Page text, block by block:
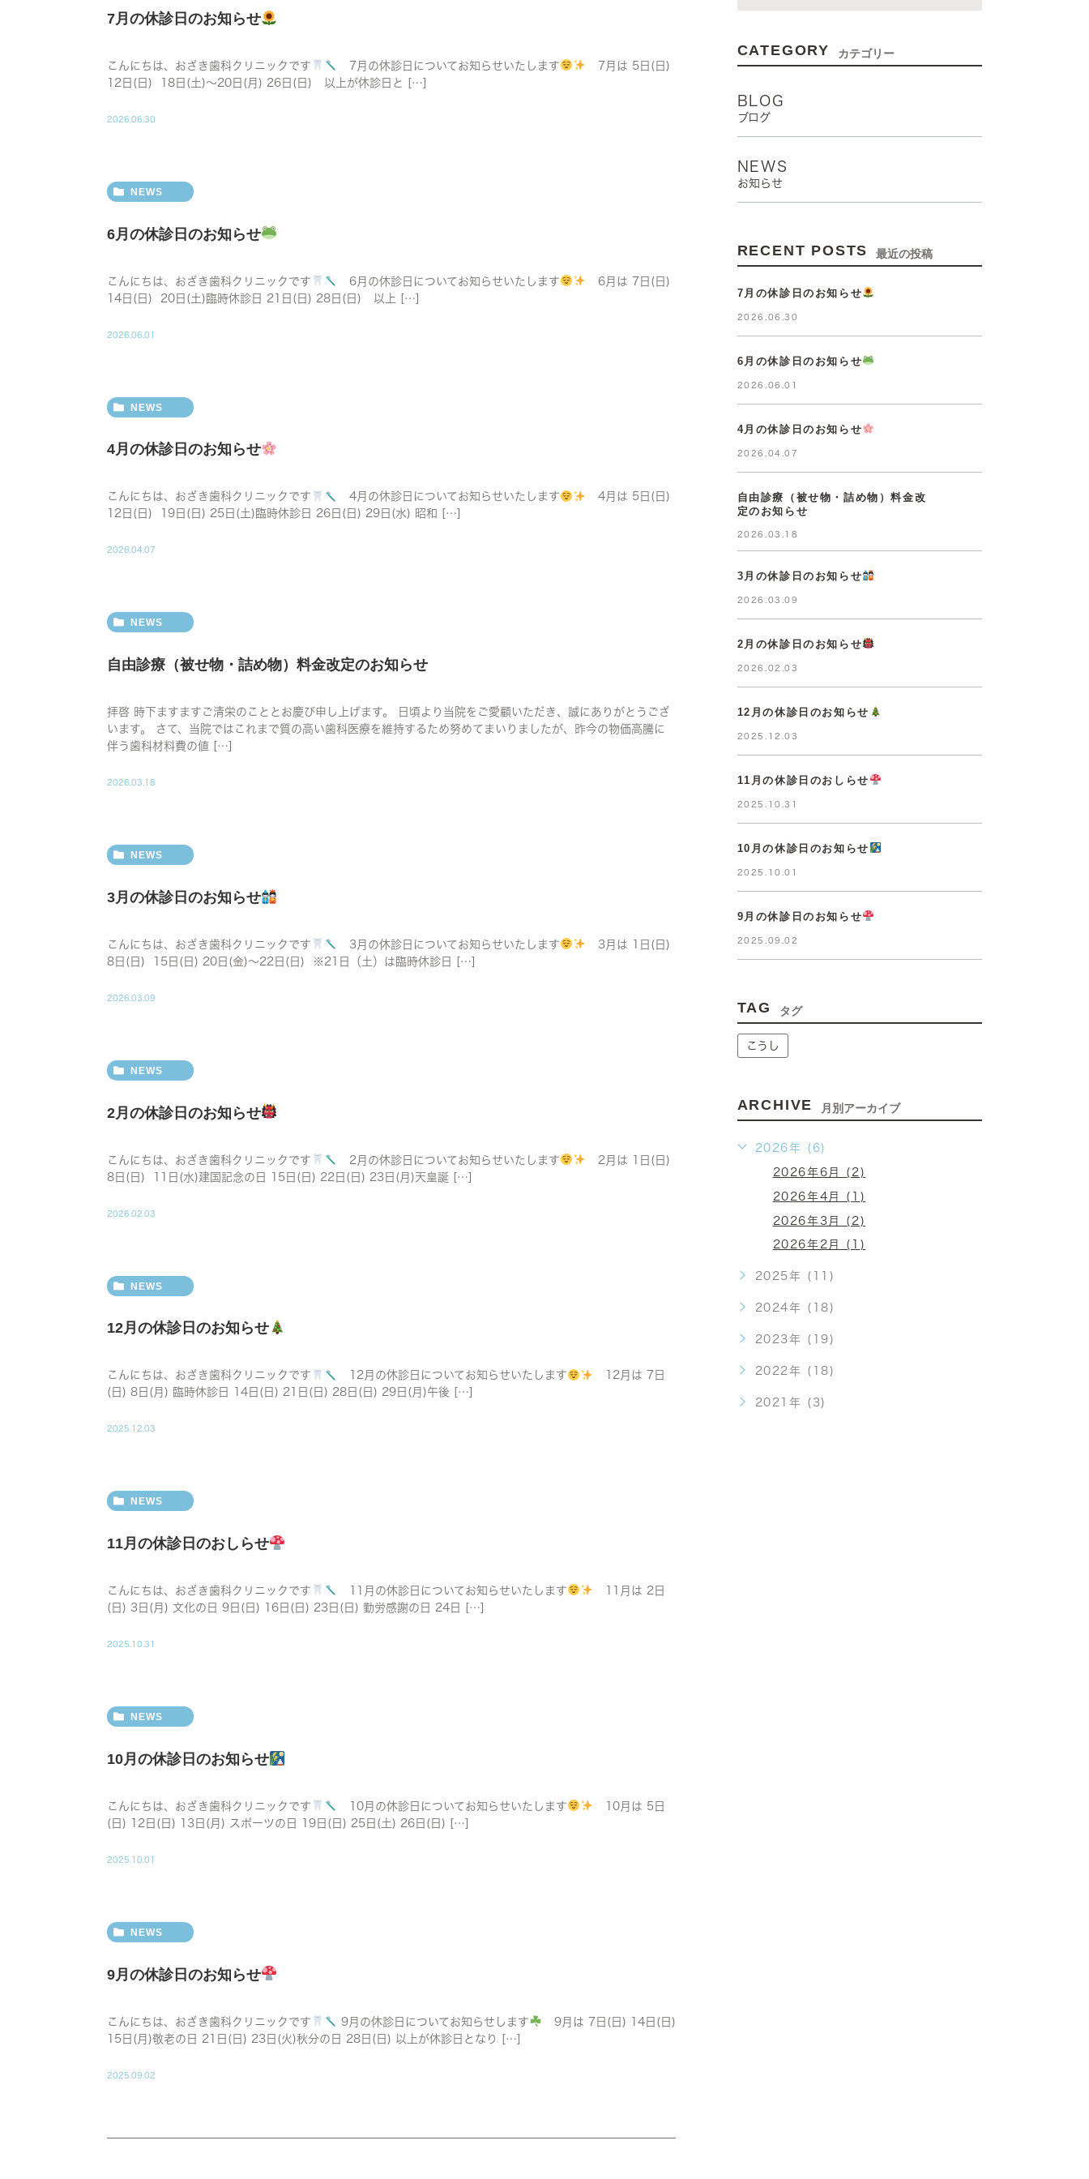
7月の休診日のお知らせ
こんにちは、おざき歯科クリニックです 7月の休診日についてお知らせいたします
7月は 5日(日)
12日(日) 18日(土)〜20日(月) 26日(日) 以上が休診日と […]
2026.06.30
NEWS
6月の休診日のお知らせ
こんにちは、おざき歯科クリニックです 6月の休診日についてお知らせいたします
6月は 7日(日)
14日(日) 20日(土)臨時休診日 21日(日) 28日(日) 以上 […]
2026.06.01
NEWS
4月の休診日のお知らせ
こんにちは、おざき歯科クリニックです 4月の休診日についてお知らせいたします
4月は 5日(日)
12日(日) 19日(日) 25日(土)臨時休診日 26日(日) 29日(水) 昭和 […]
2026.04.07
NEWS
自由診療（被せ物・詰め物）料金改定のお知らせ
拝啓 時下ますますご清栄のこととお慶び申し上げます。 日頃より当院をご愛顧いただき、誠にありがとうござ
います。 さて、当院ではこれまで質の高い歯科医療を維持するため努めてまいりましたが、昨今の物価高騰に
伴う歯科材料費の値 […]
2026.03.18
NEWS
3月の休診日のお知らせ
こんにちは、おざき歯科クリニックです 3月の休診日についてお知らせいたします
3月は 1日(日)
8日(日) 15日(日) 20日(金)〜22日(日) ※21日（土）は臨時休診日 […]
2026.03.09
NEWS
2月の休診日のお知らせ
こんにちは、おざき歯科クリニックです 2月の休診日についてお知らせいたします
2月は 1日(日)
8日(日) 11日(水)建国記念の日 15日(日) 22日(日) 23日(月)天皇誕 […]
2026.02.03
NEWS
12月の休診日のお知らせ
こんにちは、おざき歯科クリニックです 12月の休診日についてお知らせいたします
12月は 7日
(日) 8日(月) 臨時休診日 14日(日) 21日(日) 28日(日) 29日(月)午後 […]
2025.12.03
NEWS
11月の休診日のおしらせ
こんにちは、おざき歯科クリニックです 11月の休診日についてお知らせいたします
11月は 2日
(日) 3日(月) 文化の日 9日(日) 16日(日) 23日(日) 勤労感謝の日 24日 […]
2025.10.31
NEWS
10月の休診日のお知らせ
こんにちは、おざき歯科クリニックです 10月の休診日についてお知らせいたします
10月は 5日
(日) 12日(日) 13日(月) スポーツの日 19日(日) 25日(土) 26日(日) […]
2025.10.01
NEWS
9月の休診日のお知らせ
こんにちは、おざき歯科クリニックです 9月の休診日についてお知らせします
9月は 7日(日) 14日(日)
15日(月)敬老の日 21日(日) 23日(火)秋分の日 28日(日) 以上が休診日となり […]
2025.09.02
CATEGORY カテゴリー
BLOG
ブログ
NEWS
お知らせ
RECENT POSTS 最近の投稿
7月の休診日のお知らせ
2026.06.30
6月の休診日のお知らせ
2026.06.01
4月の休診日のお知らせ
2026.04.07
自由診療（被せ物・詰め物）料金改
定のお知らせ
2026.03.18
3月の休診日のお知らせ
2026.03.09
2月の休診日のお知らせ
2026.02.03
12月の休診日のお知らせ
2025.12.03
11月の休診日のおしらせ
2025.10.31
10月の休診日のお知らせ
2025.10.01
9月の休診日のお知らせ
2025.09.02
TAG タグ
こうし
ARCHIVE 月別アーカイブ
2026年 (6)
2026年6月 (2)
2026年4月 (1)
2026年3月 (2)
2026年2月 (1)
2025年 (11)
2024年 (18)
2023年 (19)
2022年 (18)
2021年 (3)